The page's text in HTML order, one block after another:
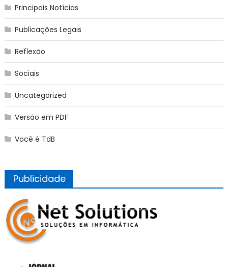
Principais Notícias
Publicações Legais
Reflexão
Sociais
Uncategorized
Versão em PDF
Você é TdB
Publicidade